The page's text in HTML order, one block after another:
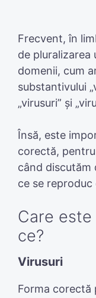
Frecvent, în
de pluralizarea
domenii, cum
substantivului
„virusuri” și
Însă, este
corectă,
când discutăm
ce se
Care
ce?
Virusuri
Forma corectă